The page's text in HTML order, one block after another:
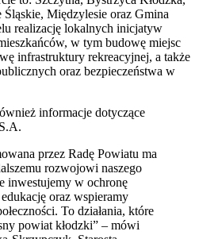
Międzylesie oraz Gmina
realizację lokalnych inicjatyw
w tym budowę miejsc
infrastruktury rekreacyjnej, a także
oraz bezpieczeństwa w
informacje dotyczące
przez Radę Powiatu ma
rozwojowi naszego
inwestujemy w ochronę
oraz wspieramy
To działania, które
powiat kłodzki” – mówi